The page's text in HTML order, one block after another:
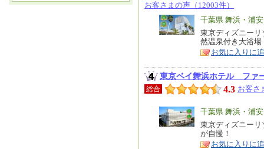
お客さまの声（12003件）
エ
リ
ア
千葉県 舞浜・浦
特
徴
東京ディズニー
然温泉付き大浴
お気に入りに
東京ベイ舞浜ホテル ファ
総合 4.3 お客さ
エ
リ
ア
千葉県 舞浜・浦
特
徴
東京ディズニー
が自慢！
お気に入りに